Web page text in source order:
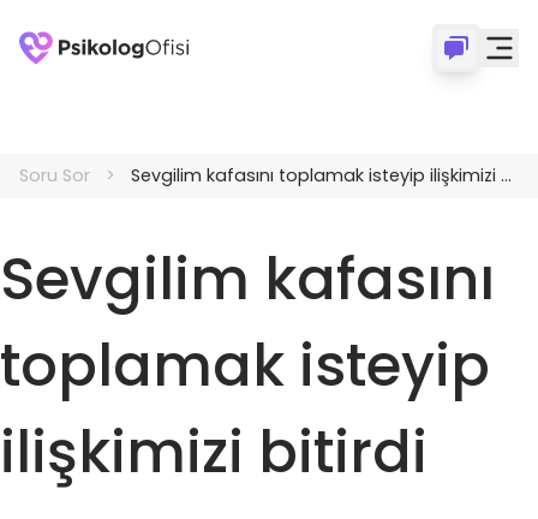
Soru Sor Sevgilim kafasını toplamak isteyip ilişkimizi bitirdi
Sevgilim kafasını
toplamak isteyip
ilişkimizi bitirdi